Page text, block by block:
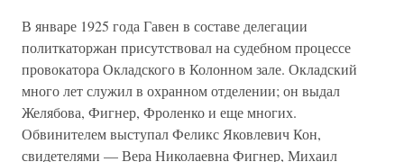
В январе 1925 года Гавен в составе делегации
политкаторжан присутствовал на судебном процессе
провокатора Окладского в Колонном зале. Окладский
много лет служил в охранном отделении; он выдал
Желябова, Фигнер, Фроленко и еще многих.
Обвинителем выступал Феликс Яковлевич Кон,
свидетелями — Вера Николаевна Фигнер, Михаил